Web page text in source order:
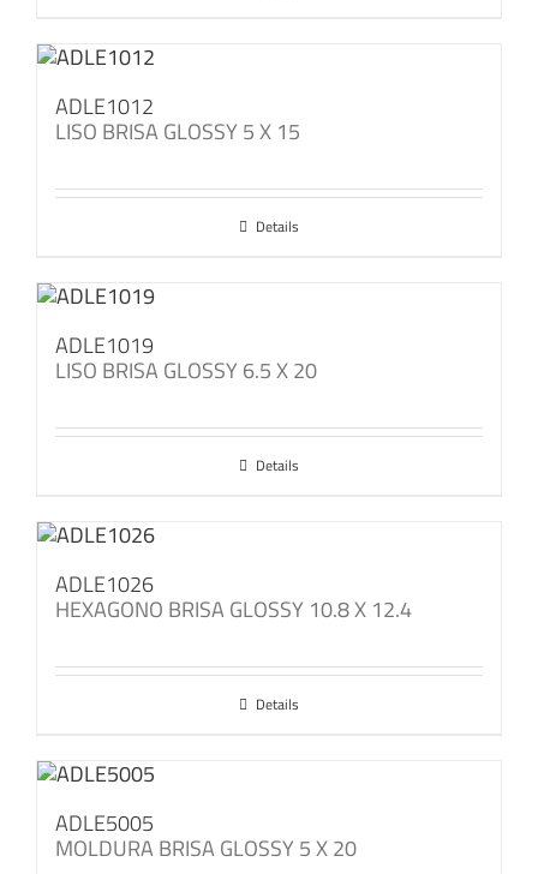
ADLE1012
LISO BRISA GLOSSY 5 X 15
Details
ADLE1019
LISO BRISA GLOSSY 6.5 X 20
Details
ADLE1026
HEXAGONO BRISA GLOSSY 10.8 X 12.4
Details
ADLE5005
MOLDURA BRISA GLOSSY 5 X 20